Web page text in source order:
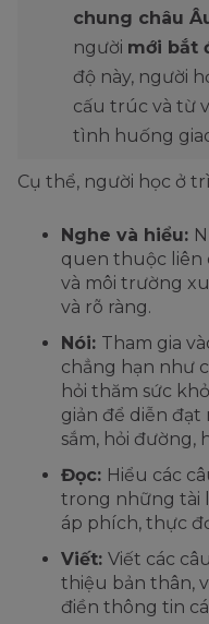
chung châu
người mới bắt
độ này, người
cấu trúc và từ
tình huống
Cụ thể, người học ở
Nghe và hiểu:
quen thuộc liên
và môi trường
và rõ ràng.
Nói: Tham gia
chẳng hạn như
hỏi thăm sức
giản để diễn đạt
sắm, hỏi đường,
Đọc: Hiểu các
trong những tài
áp phích, thực
Viết: Viết các
thiệu bản thân,
điền thông tin